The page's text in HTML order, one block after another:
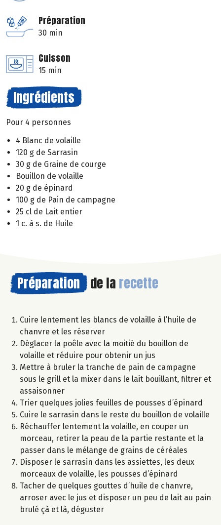
Préparation
30 min
Cuisson
15 min
Ingrédients
Pour 4 personnes
4 Blanc de volaille
120 g de Sarrasin
30 g de Graine de courge
Bouillon de volaille
20 g de épinard
100 g de Pain de campagne
25 cl de Lait entier
1 c. à s. de Huile
Préparation de la recette
Cuire lentement les blancs de volaille à l’huile de
chanvre et les réserver
Déglacer la poêle avec la moitié du bouillon de
volaille et réduire pour obtenir un jus
Mettre à bruler la tranche de pain de campagne
sous le grill et la mixer dans le lait bouillant, filtrer et
assaisonner
Trier quelques jolies feuilles de pousses d’épinard
Cuire le sarrasin dans le reste du bouillon de volaille
Réchauffer lentement la volaille, en couper un
morceau, retirer la peau de la partie restante et la
passer dans le mélange de grains de céréales
Disposer le sarrasin dans les assiettes, les deux
morceaux de volaille, les pousses d’épinard
Tacher de quelques gouttes d’huile de chanvre,
arroser avec le jus et disposer un peu de lait au pain
brulé çà et là, déguster